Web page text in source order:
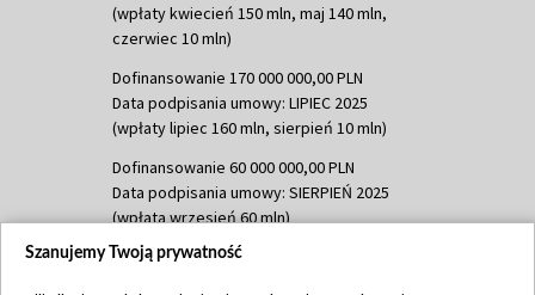
(wpłaty kwiecień 150 mln, maj 140 mln,
czerwiec 10 mln)
Dofinansowanie 170 000 000,00 PLN
Data podpisania umowy: LIPIEC 2025
(wpłaty lipiec 160 mln, sierpień 10 mln)
Dofinansowanie 60 000 000,00 PLN
Data podpisania umowy: SIERPIEŃ 2025
(wpłata wrzesień 60 mln)
Dofinansowanie 635 783 051,21 PLN
Szanujemy Twoją prywatność